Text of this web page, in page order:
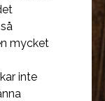
mycket
inte